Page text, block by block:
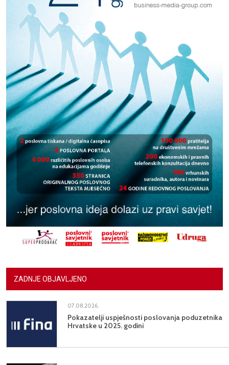
ZADNJE OBJAVLJENO
07.08.2026.
Pokazatelji uspješnosti poslovanja poduzetnika
Hrvatske u 2025. godini